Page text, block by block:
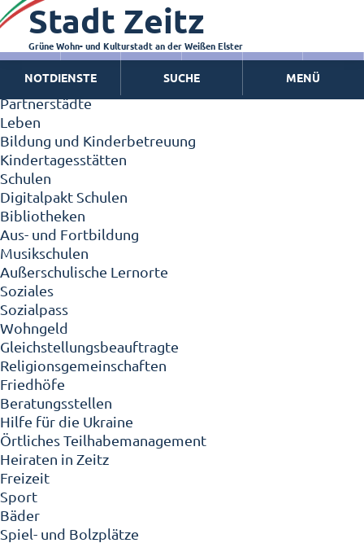
Zeitz - Die Kleinstadt
Willkommen in Zeitz!
Interview mit Oberbürgermeister Christian Thieme
Zeitz - Stadt der Zukunft
Ortschaften
Partnerstädte
Leben
Bildung und Kinderbetreuung
Kindertagesstätten
Schulen
Digitalpakt Schulen
Bibliotheken
Aus- und Fortbildung
Musikschulen
Außerschulische Lernorte
Soziales
Sozialpass
Wohngeld
Gleichstellungsbeauftragte
Religionsgemeinschaften
Friedhöfe
Beratungsstellen
Hilfe für die Ukraine
Örtliches Teilhabemanagement
Heiraten in Zeitz
Freizeit
Sport
Bäder
Spiel- und Bolzplätze
Stadt Zeitz
Grüne Wohn- und Kulturstadt an der Weißen Elster
NOTDIENSTE SUCHE MENÜ